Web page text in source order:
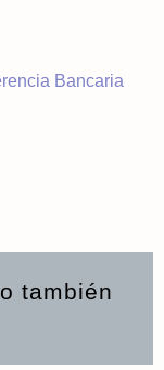
Bancaria
también